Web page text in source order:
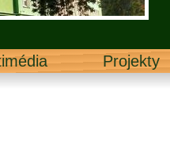
Projekty